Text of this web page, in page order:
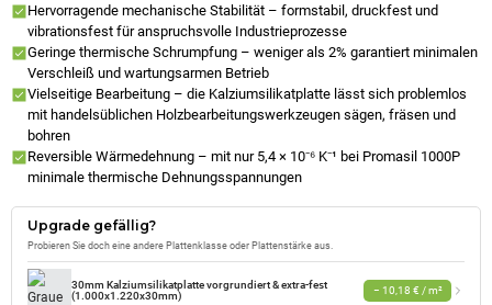
Hervorragende mechanische Stabilität – formstabil, druckfest und
vibrationsfest für anspruchsvolle Industrieprozesse
Geringe thermische Schrumpfung – weniger als 2% garantiert minimalen
Verschleiß und wartungsarmen Betrieb
Vielseitige Bearbeitung – die Kalziumsilikatplatte lässt sich problemlos
mit handelsüblichen Holzbearbeitungswerkzeugen sägen, fräsen und
bohren
Reversible Wärmedehnung – mit nur 5,4 × 10⁻⁶ K⁻¹ bei Promasil 1000P
minimale thermische Dehnungsspannungen
Upgrade gefällig?
Probieren Sie doch eine andere Plattenklasse oder Plattenstärke aus.
30mm Kalziumsilikatplatte vorgrundiert & extra-fest
(1.000x1.220x30mm) − 10,18 € / m²